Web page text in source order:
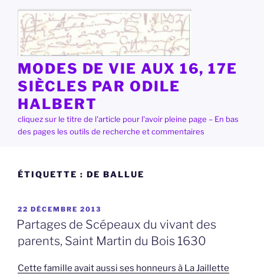
contenu
principal
MODES DE VIE AUX 16, 17E
SIÈCLES PAR ODILE
HALBERT
cliquez sur le titre de l'article pour l'avoir pleine page – En bas
des pages les outils de recherche et commentaires
ÉTIQUETTE : DE BALLUE
PUBLIÉ
LE
22 DÉCEMBRE 2013
Partages de Scépeaux du vivant des
parents, Saint Martin du Bois 1630
Cette famille avait aussi ses honneurs à La Jaillette